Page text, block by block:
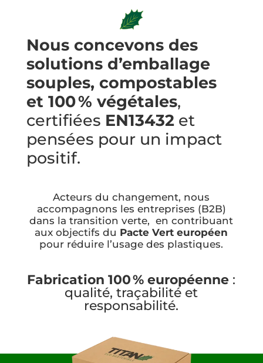
Nous concevons des
solutions d’emballage
souples, compostables
et 100 % végétales,
certifiées EN13432et
pensées pour un impact
positif.
Acteurs du changement, nous
accompagnons les entreprises (B2B)
dans la transition verte, en contribuant
aux objectifs du Pacte Vert européen
pour réduire l’usage des plastiques.
Fabrication 100 % européenne :
qualité, traçabilité et
responsabilité.